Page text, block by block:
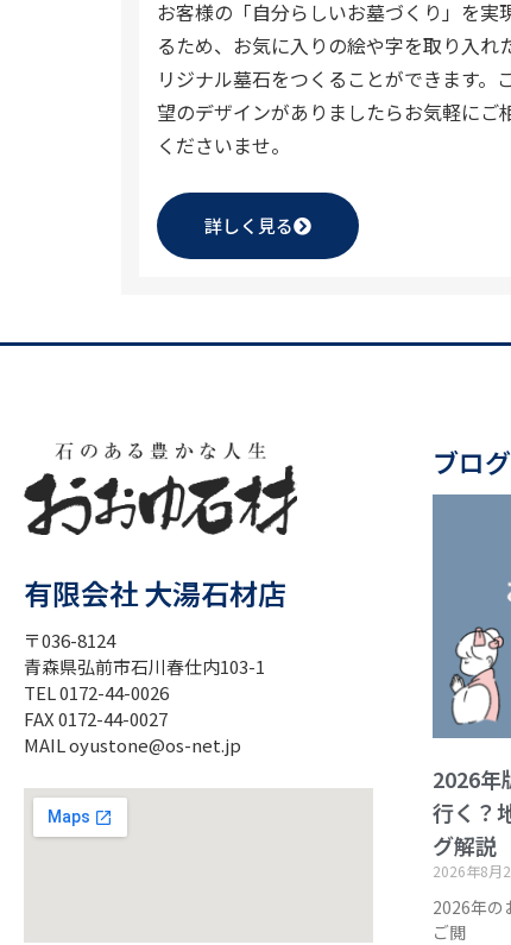
お客様の「自分らしいお墓づくり」を実
るため、お気に入りの絵や字を取り入れ
リジナル墓石をつくることができます。
望のデザインがありましたらお気軽にご
くださいませ。
詳しく見る
有限会社 大湯石材店
〒036-8124
青森県弘前市石川春仕内103-1
TEL 0172-44-0026
FAX 0172-44-0027
MAIL oyustone@os-net.jp
ブロ
2026年
行く？
グ解説
2026年8月
2026年の
ご閲